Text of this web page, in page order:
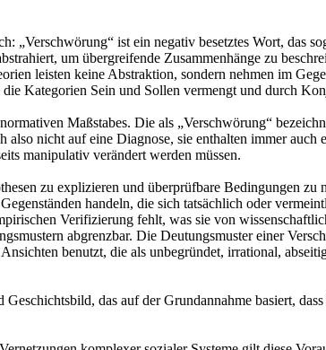
ist ein negativ besetztes Wort, das
um übergreifende Zusammenhänge zu
leisten keine Abstraktion, sondern nehmen im
Kategorien Sein und Sollen vermengt und durch
Maßstabes. Die als „Verschwörung“
nicht auf eine Diagnose, sie enthalten immer
manipulativ verändert werden müssen.
zu explizieren und überprüfbare Bedingungen
handeln, die sich tatsächlich oder
Verifizierung fehlt, was sie von
abgrenzbar. Die Deutungsmuster einer
benutzt, die als unbegründet, irrational,
das auf der Grundannahme basiert,